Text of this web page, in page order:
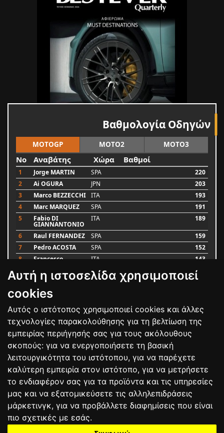
Αυτή η ιστοσελίδα χρησιμοποιεί
cookies
Αυτός ο ιστότοπος χρησιμοποιεί cookies και άλλες
τεχνολογίες παρακολούθησης για τη βελτίωση της
εμπειρίας περιήγησής σας για τους ακόλουθους
σκοπούς: για να ενεργοποιήσετε τη βασική
λειτουργικότητα του ιστότοπου, για να παρέχετε
καλύτερη εμπειρία στον ιστότοπο, για να μετρήσετε
το ενδιαφέρον σας για τα προϊόντα και τις υπηρεσίες
μας και να εξατομικεύσετε τις αλληλεπιδράσεις
μάρκετινγκ, για να προβάλλετε διαφημίσεις που είναι
πιο σχετικές με εσάς.
Βαθμολογία Οδηγών
MOTOGP MOTO2 MOTO3
No Αναβάτης Χώρα Βαθμοί
1 Jorge MARTIN SPA
220
2
Ai OGURA JPN
203
3
Marco BEZZECCHI ITA
193
4
Marc MARQUEZ SPA
191
5
Fabio DI
GIANNANTONIO
ITA 189
6 Raul FERNANDEZ SPA
159
7
Pedro ACOSTA SPA
152
8
Francesco ITA 143
9 Alex MARQUEZ SPA
Luca MARINI
Bαθμολογία